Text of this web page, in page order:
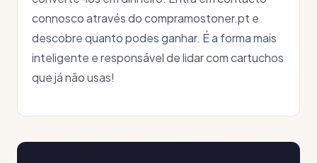
connosco através do compramostoner.pt e
descobre quanto podes ganhar. É a forma mais
inteligente e responsável de lidar com cartuchos
que já não usas!